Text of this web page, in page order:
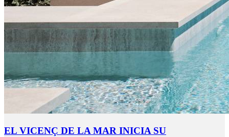
EL VICENÇ DE LA MAR INICIA SU